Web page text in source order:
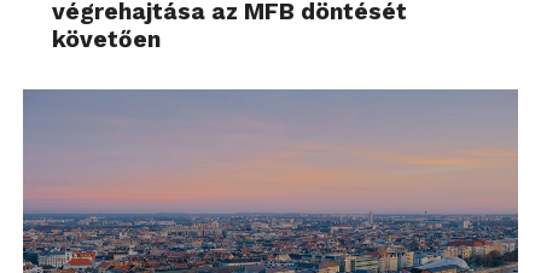
végrehajtása az MFB döntését
követően